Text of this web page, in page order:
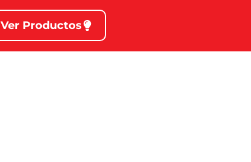
Ver Productos